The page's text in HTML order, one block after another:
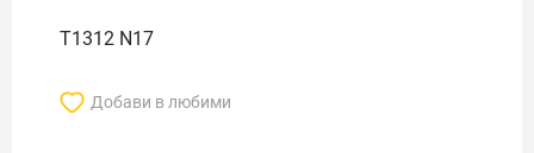
Т1312 N17
Добави в любими